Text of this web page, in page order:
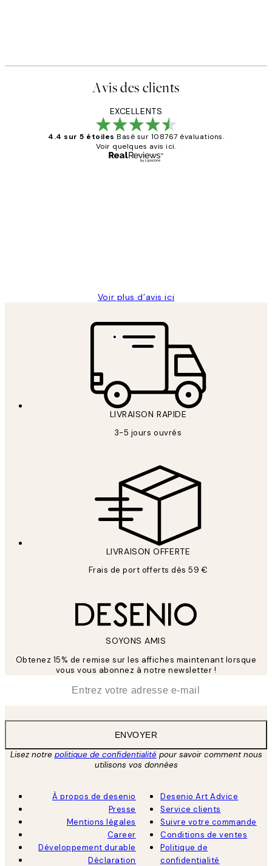
Avis des clients
EXCELLENTS
4.4 sur 5 étoiles Basé sur 108767 évaluations.
Voir quelques avis ici.
Voir plus d’avis ici
LIVRAISON RAPIDE
3-5 jours ouvrés
LIVRAISON OFFERTE
Frais de port offerts dès 59 €
SOYONS AMIS
Obtenez 15% de remise sur les affiches maintenant lorsque
vous vous abonnez à notre newsletter !
ENVOYER
Lisez notre politique de confidentialitépour savoir comment nous
utilisons vos données
À propos de desenio
Presse
Mentions légales
Career
Développement durable
Déclaration
Desenio Art Advice
Service clients
Suivre votre commande
Conditions de ventes
Politique de
confidentialité